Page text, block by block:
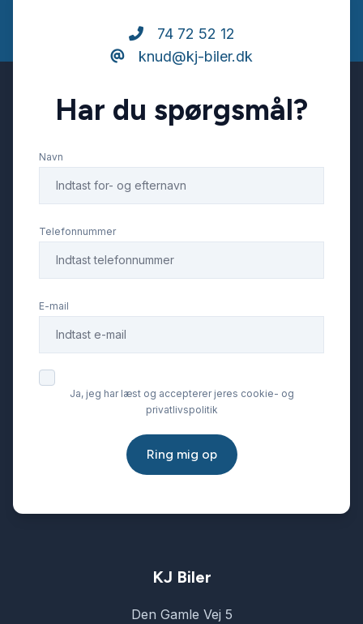
Tonede ruder
Tågelygter
74 72 52 12
knud@kj-biler.dk
Har du spørgsmål?
Navn
Telefonnummer
E-mail
Ja, jeg har læst og accepterer jeres cookie- og
privatlivspolitik
Ring mig op
KJ Biler
Den Gamle Vej 5